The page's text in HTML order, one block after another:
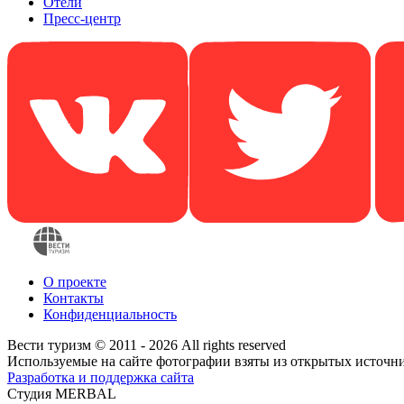
Пресс-центр
О проекте
Контакты
Конфиденциальность
Вести туризм © 2011 - 2026 All rights reserved
Используемые на сайте фотографии взяты из открытых
Разработка и поддержка сайта
Студия MERBAL